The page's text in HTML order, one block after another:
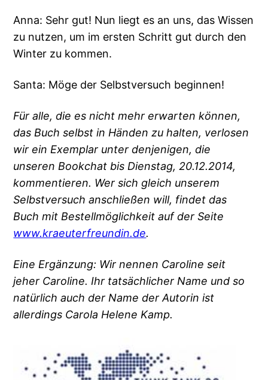
Anna: Sehr gut! Nun liegt es an uns, das Wissen
zu nutzen, um im ersten Schritt gut durch den
Winter zu kommen.
Santa: Möge der Selbstversuch beginnen!
Für alle, die es nicht mehr erwarten können,
das Buch selbst in Händen zu halten, verlosen
wir ein Exemplar unter denjenigen, die
unseren Bookchat bis Dienstag, 20.12.2014,
kommentieren. Wer sich gleich unserem
Selbstversuch anschließen will, findet das
Buch mit Bestellmöglichkeit auf der Seite
www.kraeuterfreundin.de.
Eine Ergänzung: Wir nennen Caroline seit
jeher Caroline. Ihr tatsächlicher Name und so
natürlich auch der Name der Autorin ist
allerdings Carola Helene Kamp.